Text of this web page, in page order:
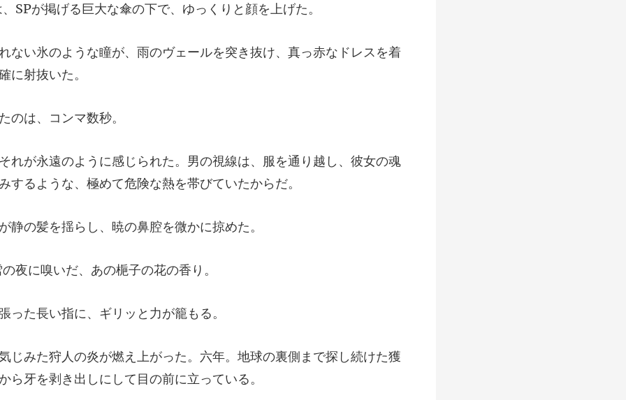
掲げる巨大な傘の下で、
、雨のヴェールを突き抜け、真っ赤な
のは
の視線は、服を通り越し、彼女の魂
の髪を揺らし、暁の
夜に嗅いだ、あの
った長い指に、ギ
。六年。地球の裏側まで探し続けた獲